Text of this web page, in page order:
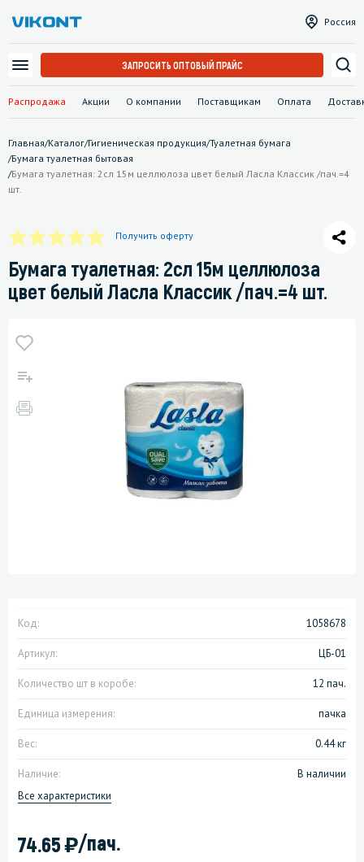
Распродажа Акции О компании Поставщикам Оплата
Россия
ЗАПРОСИТЬ ОПТОВЫЙ ПРАЙС
Главная/Каталог/Гигиеническая продукция/Туалетная бумага
/Бумага туалетная бытовая
/Бумага туалетная: 2сл 15м целлюлоза цвет белый Ласла Классик /пач.=4
шт.
Получить оферту
Бумага туалетная: 2сл 15м целлюлоза
цвет белый Ласла Классик /пач.=4 шт.
Код: 1058678
Артикул: ЦБ-01
Количество шт в коробе: 12 пач.
Единица измерения: пачка
Вес: 0.44 кг
Наличие:
В наличии
Все характеристики
74.65)/пач.